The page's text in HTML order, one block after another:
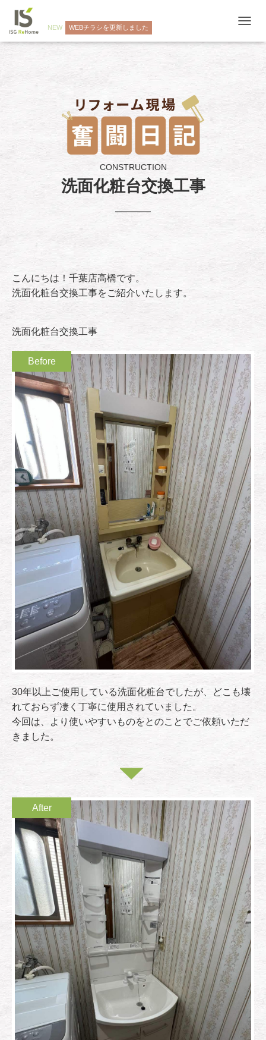
NEW WEBチラシを更新しました
ビ
洗面化粧台交換工事
CONSTRUCTION
こんにちは！千葉店高橋です。
洗面化粧台交換工事をご紹介いたします。
洗面化粧台交換工事
Before
30年以上ご使用している洗面化粧台でしたが、どこも壊
れておらず凄く丁寧に使用されていました。
今回は、より使いやすいものをとのことでご依頼いただ
きました。
After